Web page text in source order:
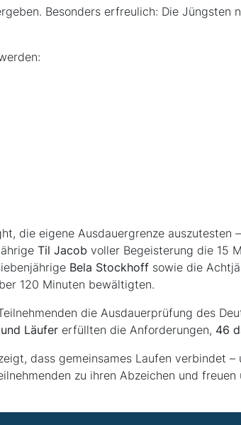
Besonders erfreulich: Die Jüngsten
die eigene Ausdauergrenze auszutesten
Til Jacob voller Begeisterung die 15
Bela Stockhoff sowie die
120 Minuten bewältigten.
die Ausdauerprüfung des
Läufer erfüllten die Anforderungen, 46
dass gemeinsames Laufen verbindet
zu ihren Abzeichen und